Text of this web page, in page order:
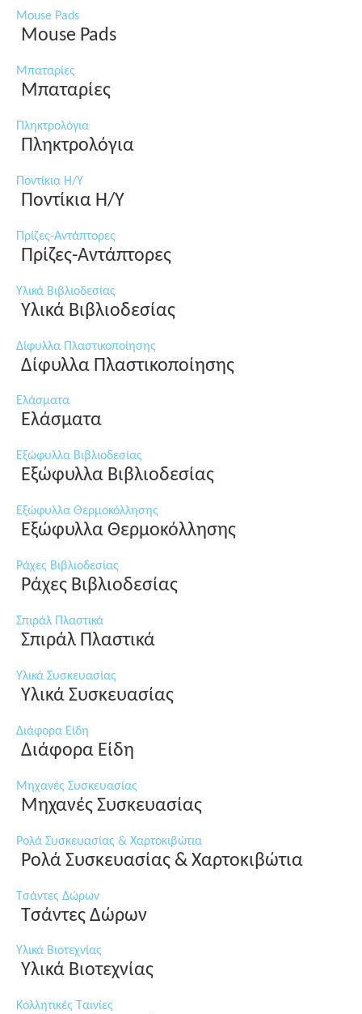
Mouse Pads
Mouse Pads
Μπαταρίες
Μπαταρίες
Πληκτρολόγια
Πληκτρολόγια
Ποντίκια Η/Υ
Ποντίκια Η/Υ
Πρίζες-Αντάπτορες
Πρίζες-Αντάπτορες
Υλικά Βιβλιοδεσίας
Υλικά Βιβλιοδεσίας
Δίφυλλα Πλαστικοποίησης
Δίφυλλα Πλαστικοποίησης
Ελάσματα
Ελάσματα
Εξώφυλλα Βιβλιοδεσίας
Εξώφυλλα Βιβλιοδεσίας
Εξώφυλλα Θερμοκόλλησης
Εξώφυλλα Θερμοκόλλησης
Ράχες Βιβλιοδεσίας
Ράχες Βιβλιοδεσίας
Σπιράλ Πλαστικά
Σπιράλ Πλαστικά
Υλικά Συσκευασίας
Υλικά Συσκευασίας
Διάφορα Είδη
Διάφορα Είδη
Μηχανές Συσκευασίας
Μηχανές Συσκευασίας
Ρολά Συσκευασίας & Χαρτοκιβώτια
Ρολά Συσκευασίας & Χαρτοκιβώτια
Τσάντες Δώρων
Τσάντες Δώρων
Υλικά Βιοτεχνίας
Υλικά Βιοτεχνίας
Κολλητικές Ταινίες